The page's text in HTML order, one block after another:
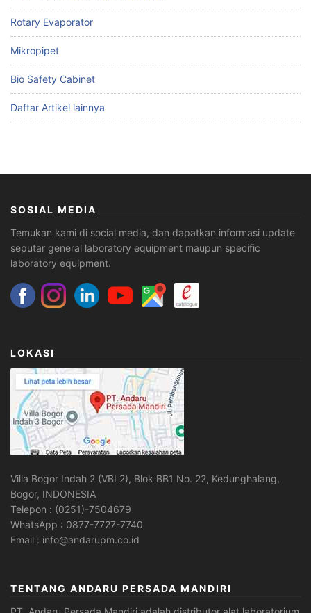
Rotary Evaporator
Mikropipet
Bio Safety Cabinet
Daftar Artikel lainnya
SOSIAL MEDIA
Temukan kami di social media, dan dapatkan informasi update
seputar general laboratory equipment maupun specific
laboratory equipment.
LOKASI
Villa Bogor Indah 2 (VBI 2), Blok BB1 No. 22, Kedunghalang,
Bogor, INDONESIA
Telepon : (0251)-7504679
WhatsApp : 0877-7727-7740
Email : info@andarupm.co.id
TENTANG ANDARU PERSADA MANDIRI